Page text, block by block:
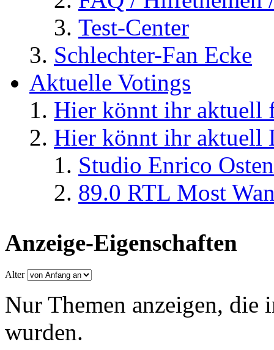
Test-Center
Schlechter-Fan Ecke
Aktuelle Votings
Hier könnt ihr aktuell
Hier könnt ihr aktuell
Studio Enrico
89.0 RTL Most
Anzeige-Eigenschaften
Alter
Nur Themen anzeigen, die
wurden.